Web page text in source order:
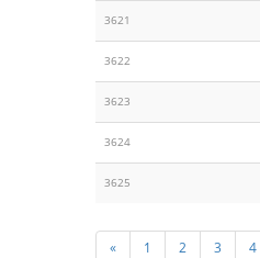
3621
3622
3623
3624
3625
« 1 2 3 4